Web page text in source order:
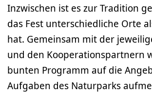
Inzwischen ist es zur Tradition
das Fest unterschiedliche Orte
hat. Gemeinsam mit der
und den Kooperationspartnern
bunten Programm auf die
Aufgaben des Naturparks